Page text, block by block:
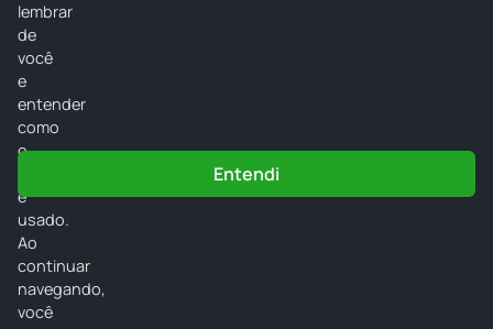
lembrar
de
você
e
entender
como
o
é
usado.
Ao
continuar
navegando,
você
Entendi
Programação Vídeos